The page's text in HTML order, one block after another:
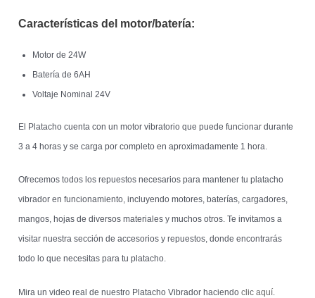
Características del motor/batería:
Motor de 24W
Batería de 6AH
Voltaje Nominal 24V
El Platacho cuenta con un motor vibratorio que puede funcionar durante
3 a 4 horas y se carga por completo en aproximadamente 1 hora.
Ofrecemos todos los repuestos necesarios para mantener tu platacho
vibrador en funcionamiento, incluyendo motores, baterías, cargadores,
mangos, hojas de diversos materiales y muchos otros. Te invitamos a
visitar nuestra sección de accesorios y repuestos, donde encontrarás
todo lo que necesitas para tu platacho.
Mira un video real de nuestro Platacho Vibrador haciendoclic aquí